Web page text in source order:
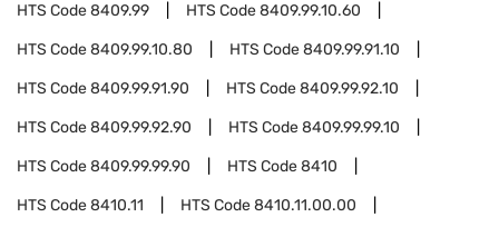
HTS Code8409.99 HTS Code8409.99.10.60
HTS Code8409.99.10.80 HTS Code8409.99.91.10
HTS Code8409.99.91.90 HTS Code8409.99.92.10
HTS Code8409.99.92.90 HTS Code8409.99.99.10
HTS Code8409.99.99.90 HTS Code8410
HTS Code8410.11 HTS Code8410.11.00.00